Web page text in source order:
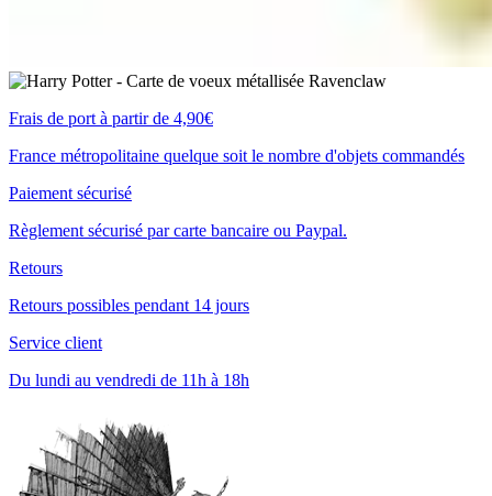
Frais de port à partir de 4,90€
France métropolitaine quelque soit le nombre d'objets commandés
Paiement sécurisé
Règlement sécurisé par carte bancaire ou Paypal.
Retours
Retours possibles pendant 14 jours
Service client
Du lundi au vendredi de 11h à 18h